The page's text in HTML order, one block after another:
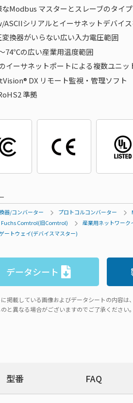
なModbus マスターとスレーブのタイプ
ASCIIシリアルとイーサネットデバイ
変換器がいらない広い入力電圧範囲
74℃の広い産業用温度範囲
イーサネットポートによる複数ユニッ
DX リモート監視・管理ソフト
準拠
器/コンバーター
プロトコルコンバーター
Fuchs Comtrol(旧Comtrol)
産業用ネットワーク
ートウェイ(デバイスマスター)
データシート
掲載している画像およびデータシートの内容は
と異なる場合がございますのでご了承ください
型番 FAQ